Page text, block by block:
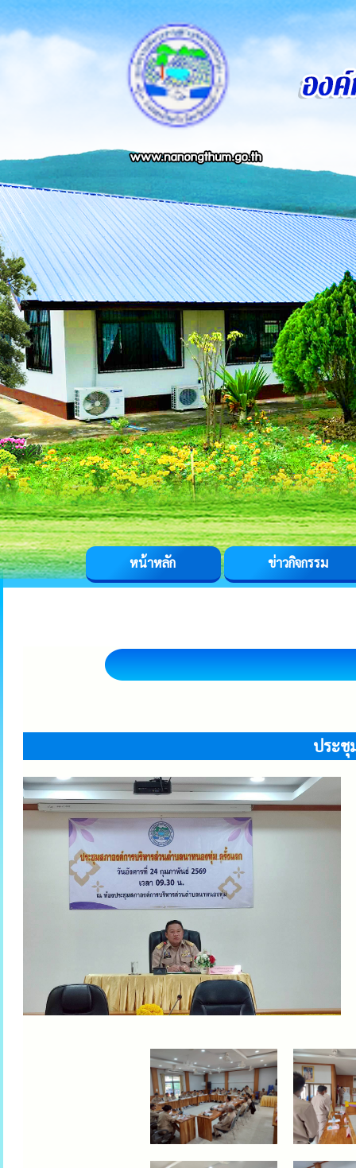
หน้าหลัก ข่าวกิจกรรม
ประชุ